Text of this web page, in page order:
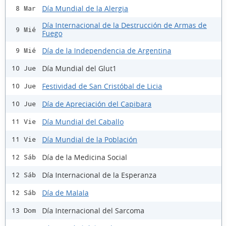
8 Mar Día Mundial de la Alergia
9 Mié
Día Internacional de la Destrucción de Armas de
Fuego
9 Mié Día de la Independencia de Argentina
10 Jue Día Mundial del Glut1
10 Jue Festividad de San Cristóbal de Licia
10 Jue Día de Apreciación del Capibara
11 Vie Día Mundial del Caballo
11 Vie Día Mundial de la Población
12 Sáb Día de la Medicina Social
12 Sáb Día Internacional de la Esperanza
12 Sáb Día de Malala
13 Dom Día Internacional del Sarcoma